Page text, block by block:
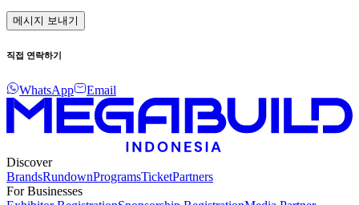
메시지 보내기
직접 연락하기
WhatsApp Email
Discover
BrandsRundownProgramsTicketPartners
For Businesses